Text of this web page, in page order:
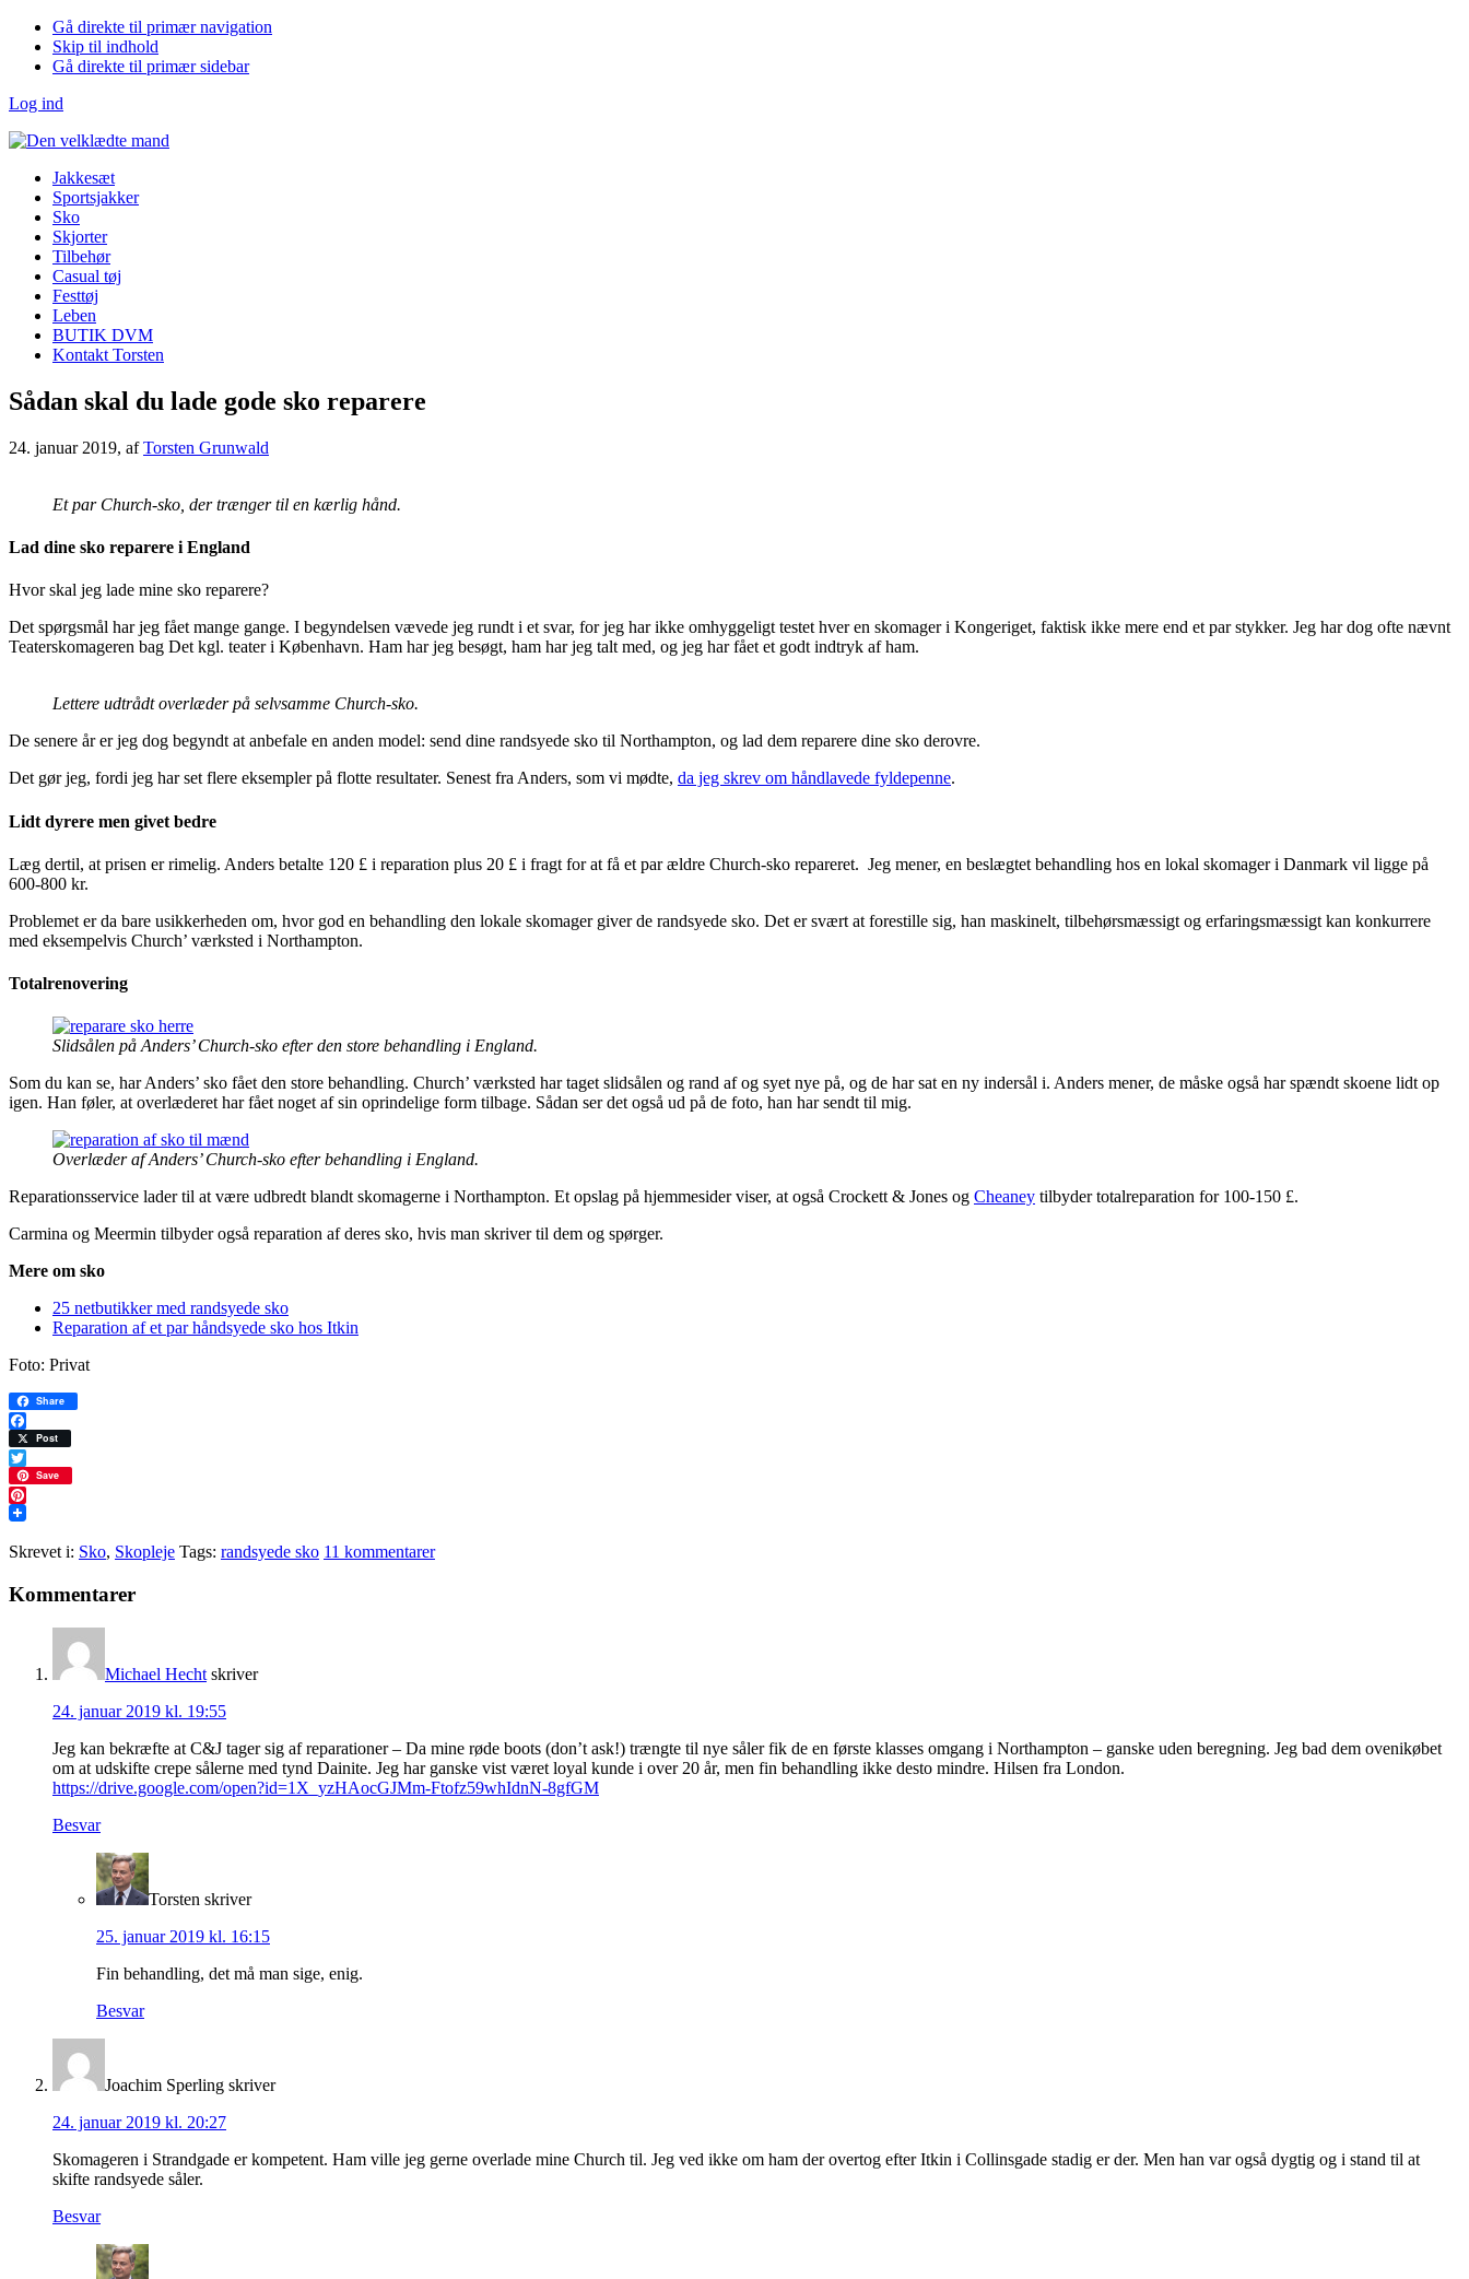
Gå direkte til primær navigation
Skip til indhold
Gå direkte til primær sidebar
Log ind
Jakkesæt
Sportsjakker
Sko
Skjorter
Tilbehør
Casual tøj
Festtøj
Leben
BUTIK DVM
Kontakt Torsten
Sådan skal du lade gode sko reparere
24. januar 2019, afTorsten Grunwald
Et par Church-sko, der trænger til en kærlig hånd.
Lad dine sko reparere i England
Hvor skal jeg lade mine sko reparere?
Det spørgsmål har jeg fået mange gange. I begyndelsen vævede jeg rundt i et svar, for jeg har ikke omhyggeligt testet hver en skomager i Kongeriget, faktisk ikke mere end et par stykker. Jeg har dog ofte nævnt
Teaterskomageren bag Det kgl. teater i København. Ham har jeg besøgt, ham har jeg talt med, og jeg har fået et godt indtryk af ham.
Lettere udtrådt overlæder på selvsamme Church-sko.
De senere år er jeg dog begyndt at anbefale en anden model: send dine randsyede sko til Northampton, og lad dem reparere dine sko derovre.
Det gør jeg, fordi jeg har set flere eksempler på flotte resultater. Senest fra Anders, som vi mødte, da jeg skrev om håndlavede fyldepenne.
Lidt dyrere men givet bedre
Læg dertil, at prisen er rimelig. Anders betalte 120 £ i reparation plus 20 £ i fragt for at få et par ældre Church-sko repareret. Jeg mener, en beslægtet behandling hos en lokal skomager i Danmark vil ligge på
600-800 kr.
Problemet er da bare usikkerheden om, hvor god en behandling den lokale skomager giver de randsyede sko. Det er svært at forestille sig, han maskinelt, tilbehørsmæssigt og erfaringsmæssigt kan konkurrere
med eksempelvis Church’ værksted i Northampton.
Totalrenovering
Slidsålen på Anders’ Church-sko efter den store behandling i England.
Som du kan se, har Anders’ sko fået den store behandling. Church’ værksted har taget slidsålen og rand af og syet nye på, og de har sat en ny indersål i. Anders mener, de måske også har spændt skoene lidt op
igen. Han føler, at overlæderet har fået noget af sin oprindelige form tilbage. Sådan ser det også ud på de foto, han har sendt til mig.
Overlæder af Anders’ Church-sko efter behandling i England.
Reparationsservice lader til at være udbredt blandt skomagerne i Northampton. Et opslag på hjemmesider viser, at også Crockett & Jones og Cheaney tilbyder totalreparation for 100-150 £.
Carmina og Meermin tilbyder også reparation af deres sko, hvis man skriver til dem og spørger.
Mere om sko
25 netbutikker med randsyede sko
Reparation af et par håndsyede sko hos Itkin
Foto: Privat
Share
Facebook
Post
Twitter
Save
Pinterest
Skrevet i: Sko, Skopleje Tags: randsyede sko 11 kommentarer
Læserinteraktioner
Kommentarer
Michael Hecht skriver
24. januar 2019 kl. 19:55
Jeg kan bekræfte at C&J tager sig af reparationer – Da mine røde boots (don’t ask!) trængte til nye såler fik de en første klasses omgang i Northampton – ganske uden beregning. Jeg bad dem ovenikøbet
om at udskifte crepe sålerne med tynd Dainite. Jeg har ganske vist været loyal kunde i over 20 år, men fin behandling ikke desto mindre. Hilsen fra London.
https://drive.google.com/open?id=1X_yzHAocGJMm-Ftofz59whIdnN-8gfGM
Besvar
Torsten skriver
25. januar 2019 kl. 16:15
Fin behandling, det må man sige, enig.
Besvar
Joachim Sperling skriver
24. januar 2019 kl. 20:27
Skomageren i Strandgade er kompetent. Ham ville jeg gerne overlade mine Church til. Jeg ved ikke om ham der overtog efter Itkin i Collinsgade stadig er der. Men han var også dygtig og i stand til at
skifte randsyede såler.
Besvar